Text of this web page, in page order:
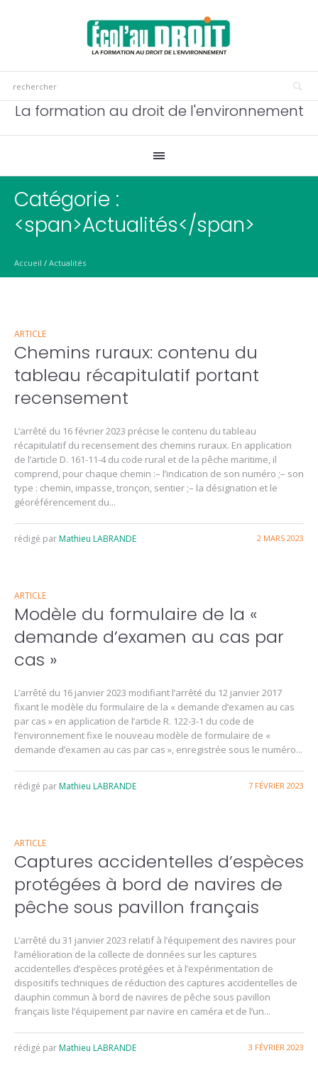
La formation au droit de l'environnement
Catégorie :
<span>Actualités</span>
Accueil / Actualités
ARTICLE
Chemins ruraux: contenu du
tableau récapitulatif portant
recensement
L’arrêté du 16 février 2023 précise le contenu du tableau
récapitulatif du recensement des chemins ruraux. En application
de l’article D. 161-11-4 du code rural et de la pêche maritime, il
comprend, pour chaque chemin :– l’indication de son numéro ;– son
type : chemin, impasse, tronçon, sentier ;– la désignation et le
géoréférencement du...
2 MARS 2023
rédigé parMathieu LABRANDE
ARTICLE
Modèle du formulaire de la «
demande d’examen au cas par
cas »
L’arrêté du 16 janvier 2023 modifiant l’arrêté du 12 janvier 2017
fixant le modèle du formulaire de la « demande d’examen au cas
par cas » en application de l’article R. 122-3-1 du code de
l’environnement fixe le nouveau modèle de formulaire de «
demande d’examen au cas par cas », enregistrée sous le numéro...
7 FÉVRIER 2023
rédigé parMathieu LABRANDE
ARTICLE
Captures accidentelles d’espèces
protégées à bord de navires de
pêche sous pavillon français
L’arrêté du 31 janvier 2023 relatif à l’équipement des navires pour
l’amélioration de la collecte de données sur les captures
accidentelles d’espèces protégées et à l’expérimentation de
dispositifs techniques de réduction des captures accidentelles de
dauphin commun à bord de navires de pêche sous pavillon
français liste l’équipement par navire en caméra et de l’un...
3 FÉVRIER 2023
rédigé parMathieu LABRANDE